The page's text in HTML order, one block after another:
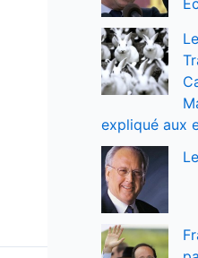
expliqué aux